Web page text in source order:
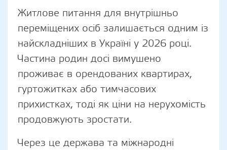
Житлове питання для внутрішньо
переміщених осіб залишається одним із
найскладніших в Україні у 2026 році.
Частина родин досі вимушено
проживає в орендованих квартирах,
гуртожитках або тимчасових
прихистках, тоді як ціни на нерухомість
продовжують зростати.
Через це держава та міжнародні